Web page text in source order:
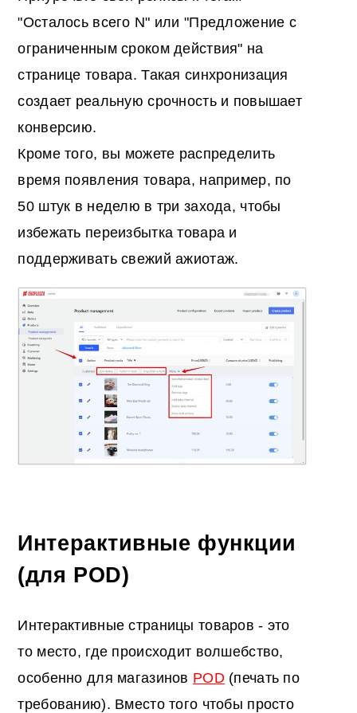
"Осталось всего N" или "Предложение с
ограниченным сроком действия" на
странице товара. Такая синхронизация
создает реальную срочность и повышает
конверсию.
Кроме того, вы можете распределить
время появления товара, например, по
50 штук в неделю в три захода, чтобы
избежать переизбытка товара и
поддерживать свежий ажиотаж.
Интерактивные функции
(для POD)
Интерактивные страницы товаров - это
то место, где происходит волшебство,
особенно для магазинов POD(печать по
требованию). Вместо того чтобы просто